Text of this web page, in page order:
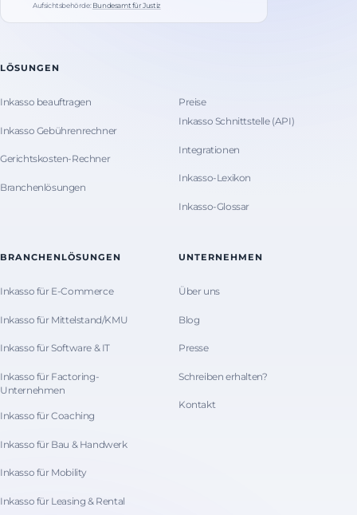
Aufsichtsbehörde:Bundesamt für Justiz
LÖSUNGEN
Inkasso beauftragen
Inkasso Gebührenrechner
Gerichtskosten-Rechner
Branchenlösungen
Preise
Inkasso Schnittstelle (API)
Integrationen
Inkasso-Lexikon
Inkasso-Glossar
BRANCHENLÖSUNGEN
Inkasso für E-Commerce
Inkasso für Mittelstand/KMU
Inkasso für Software & IT
Inkasso für Factoring-
Unternehmen
Inkasso für Coaching
Inkasso für Bau & Handwerk
Inkasso für Mobility
Inkasso für Leasing & Rental
UNTERNEHMEN
Über uns
Blog
Presse
Schreiben erhalten?
Kontakt